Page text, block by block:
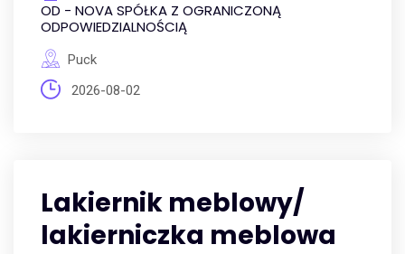
OD - NOVA SPÓŁKA Z OGRANICZONĄ
ODPOWIEDZIALNOŚCIĄ
Puck
2026-08-02
Lakiernik meblowy/
lakierniczka meblowa